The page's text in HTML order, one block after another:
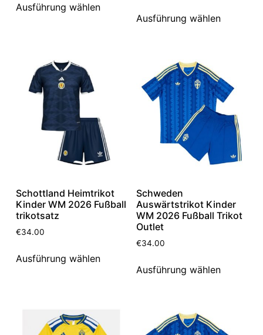
Ausführung wählen
Ausführung wählen
Schottland Heimtrikot
Kinder WM 2026 Fußball
trikotsatz
€34.00
Ausführung wählen
Schweden
Auswärtstrikot Kinder
WM 2026 Fußball Trikot
Outlet
€34.00
Ausführung wählen